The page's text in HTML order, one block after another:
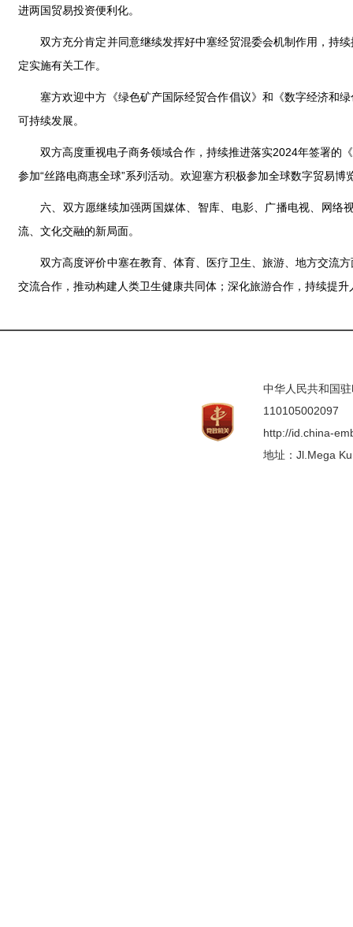
进两国贸易投资便利化。
双方充分肯定并同意继续发挥好中塞经贸混委会机制作用，持
定实施有关工作。
塞方欢迎中方《绿色矿产国际经贸合作倡议》和《数字经济和
可持续发展。
双方高度重视电子商务领域合作，持续推进落实2024年签署的
参加“丝路电商惠全球”系列活动。欢迎塞方积极参加全球数字贸易博
六、双方愿继续加强两国媒体、智库、电影、广播电视、网
流、文化交融的新局面。
双方高度评价中塞在教育、体育、医疗卫生、旅游、地方交流
交流合作，推动构建人类卫生健康共同体；深化旅游合作，持续提
中华人民共和国
110105002097
http://id.china-
地址：Jl.Mega